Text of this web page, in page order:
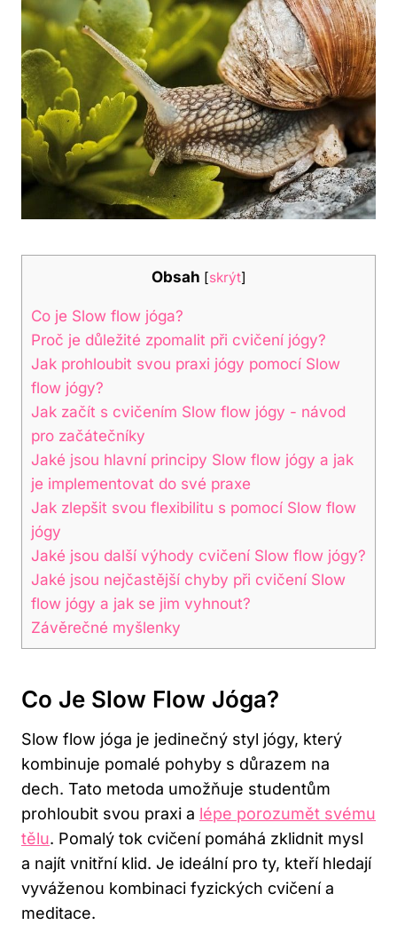
Obsah [skrýt]
Co je​ Slow flow jóga?
Proč je důležité zpomalit při cvičení jógy?
Jak prohloubit svou praxi jógy pomocí Slow
flow‌ jógy?
Jak začít s cvičením Slow flow jógy -⁣ návod
pro začátečníky
Jaké jsou⁣ hlavní principy Slow flow jógy a ⁣jak
je implementovat do⁢ své praxe
Jak zlepšit svou⁤ flexibilitu⁤ s pomocí Slow ​flow
jógy
Jaké jsou další výhody cvičení Slow​ flow jógy?
Jaké jsou nejčastější chyby při cvičení Slow
flow jógy⁢ a jak se⁢ jim ⁢vyhnout?
Závěrečné myšlenky
Co Je​ Slow Flow Jóga?
Slow flow jóga je jedinečný styl jógy, který
kombinuje pomalé pohyby s důrazem na​
dech. Tato metoda ‌umožňuje studentům
prohloubit svou praxi ⁢a lépe porozumět svému
tělu. Pomalý tok⁢ cvičení pomáhá zklidnit mysl
⁤a najít vnitřní klid. Je⁤ ideální pro ty, kteří hledají
vyváženou kombinaci fyzických cvičení a
meditace.